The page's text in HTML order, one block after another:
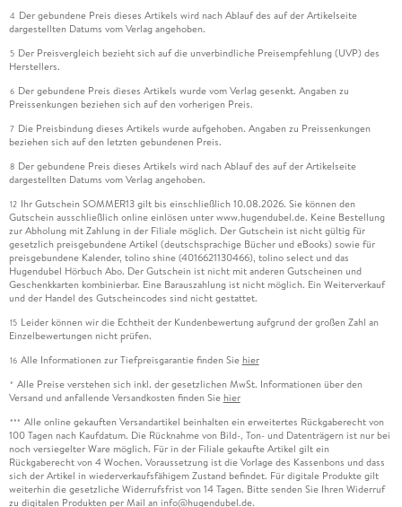
4 Der gebundene Preis dieses Artikels wird nach Ablauf des auf der Artikelseite
dargestellten Datums vom Verlag angehoben.
5 Der Preisvergleich bezieht sich auf die unverbindliche Preisempfehlung (UVP) des
Herstellers.
6 Der gebundene Preis dieses Artikels wurde vom Verlag gesenkt. Angaben zu
Preissenkungen beziehen sich auf den vorherigen Preis.
7 Die Preisbindung dieses Artikels wurde aufgehoben. Angaben zu Preissenkungen
beziehen sich auf den letzten gebundenen Preis.
8 Der gebundene Preis dieses Artikels wird nach Ablauf des auf der Artikelseite
dargestellten Datums vom Verlag angehoben.
12 Ihr Gutschein SOMMER13 gilt bis einschließlich 10.08.2026. Sie können den
Gutschein ausschließlich online einlösen unter www.hugendubel.de. Keine Bestellung
zur Abholung mit Zahlung in der Filiale möglich. Der Gutschein ist nicht gültig für
gesetzlich preisgebundene Artikel (deutschsprachige Bücher und eBooks) sowie für
preisgebundene Kalender, tolino shine (4016621130466), tolino select und das
Hugendubel Hörbuch Abo. Der Gutschein ist nicht mit anderen Gutscheinen und
Geschenkkarten kombinierbar. Eine Barauszahlung ist nicht möglich. Ein Weiterverkauf
und der Handel des Gutscheincodes sind nicht gestattet.
15 Leider können wir die Echtheit der Kundenbewertung aufgrund der großen Zahl an
Einzelbewertungen nicht prüfen.
16 Alle Informationen zur Tiefpreisgarantie finden Sie hier
* Alle Preise verstehen sich inkl. der gesetzlichen MwSt. Informationen über den
Versand und anfallende Versandkosten finden Sie hier
*** Alle online gekauften Versandartikel beinhalten ein erweitertes Rückgaberecht von
100 Tagen nach Kaufdatum. Die Rücknahme von Bild-, Ton- und Datenträgern ist nur bei
noch versiegelter Ware möglich. Für in der Filiale gekaufte Artikel gilt ein
Rückgaberecht von 4 Wochen. Voraussetzung ist die Vorlage des Kassenbons und dass
sich der Artikel in wiederverkaufsfähigem Zustand befindet. Für digitale Produkte gilt
weiterhin die gesetzliche Widerrufsfrist von 14 Tagen. Bitte senden Sie Ihren Widerruf
zu digitalen Produkten per Mail an info@hugendubel.de.